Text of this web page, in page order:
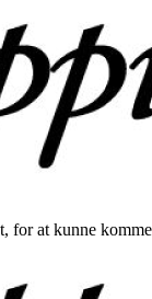
for at kunne